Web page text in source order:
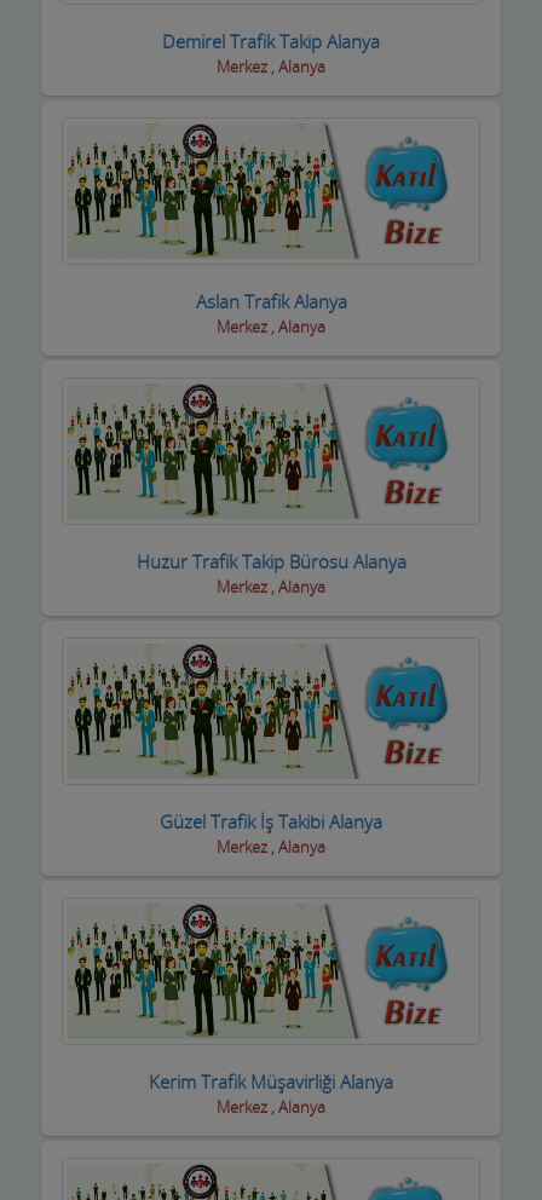
Eğlence yerleri
Elektrikçiler
Elektrikli El Aletleri
Elektronikçiler
Emlakçılar
Evcil Hayvan Eğitim Merkezi
Evkur Firmaları
Fitness-Spa Salonları
Fırıncılar
Geri dönüşüm firmaları
Giyim Mağazaları
Gümüş Takı Mağazaları ve Saatciler
Güneş Enerji Sistemleri
Hafriyat Firmaları
Hal Komisyoncuları
Halı Yıkama
Halıcılar
Hamamlar / Spa ve Masaj salonları
Demirel Trafik Takip Alanya
Merkez , Alanya
Aslan Trafik Alanya
Merkez , Alanya
Huzur Trafik Takip Bürosu Alanya
Merkez , Alanya
Güzel Trafik İş Takibi Alanya
Merkez , Alanya
Kerim Trafik Müşavirliği Alanya
Merkez , Alanya